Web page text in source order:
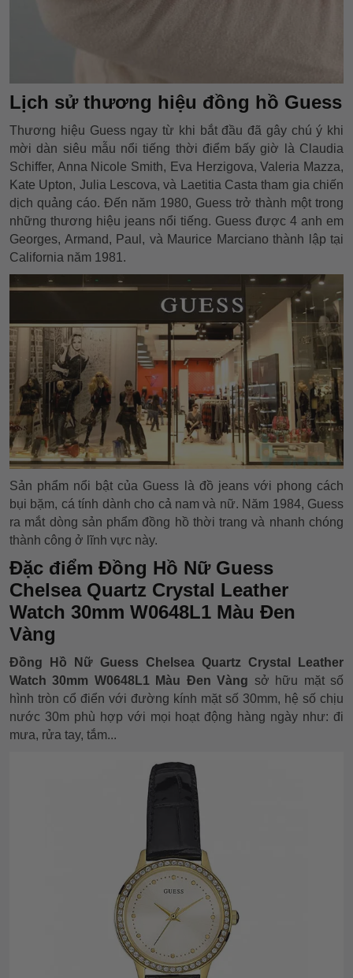
Lịch sử thương hiệu đồng hồ Guess
Thương hiệu Guess ngay từ khi bắt đầu đã gây chú ý khi
mời dàn siêu mẫu nổi tiếng thời điểm bấy giờ là Claudia
Schiffer, Anna Nicole Smith, Eva Herzigova, Valeria Mazza,
Kate Upton, Julia Lescova, và Laetitia Casta tham gia chiến
dịch quảng cáo. Đến năm 1980, Guess trở thành một trong
những thương hiệu jeans nổi tiếng. Guess được 4 anh em
Georges, Armand, Paul, và Maurice Marciano thành lập tại
California năm 1981.
Sản phẩm nổi bật của Guess là đồ jeans với phong cách
bụi bặm, cá tính dành cho cả nam và nữ. Năm 1984, Guess
ra mắt dòng sản phẩm đồng hồ thời trang và nhanh chóng
thành công ở lĩnh vực này.
Đặc điểm Đồng Hồ Nữ Guess
Chelsea Quartz Crystal Leather
Watch 30mm W0648L1 Màu Đen
Vàng
Đồng Hồ Nữ Guess Chelsea Quartz Crystal Leather
Watch 30mm W0648L1 Màu Đen Vàng sở hữu mặt số
hình tròn cổ điển với đường kính mặt số 30mm, hệ số chịu
nước 30m phù hợp với mọi hoạt động hàng ngày như: đi
mưa, rửa tay, tắm...